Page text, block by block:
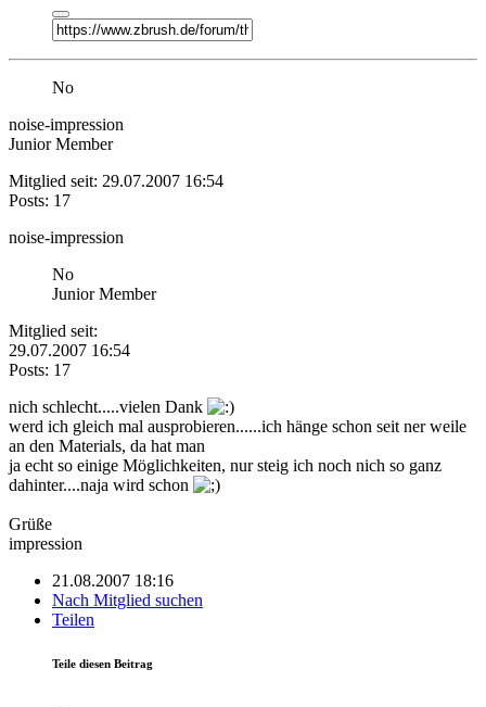
No
noise-impression
Junior Member
Mitglied seit: 29.07.2007 16:54
Posts: 17
noise-impression
No
Junior Member
Mitglied seit:
29.07.2007 16:54
Posts: 17
nich schlecht.....vielen Dank
werd ich gleich mal ausprobieren......ich hänge schon seit ner weile
an den Materials, da hat man
ja echt so einige Möglichkeiten, nur steig ich noch nich so ganz
dahinter....naja wird schon
Grüße
impression
21.08.2007 18:16
Nach Mitglied suchen
Teilen
Teile diesen Beitrag